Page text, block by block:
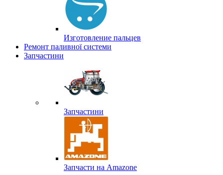
Изготовление пальцев
Ремонт паливної системи
Запчастини
Запчастини
Запчасти на Amazone